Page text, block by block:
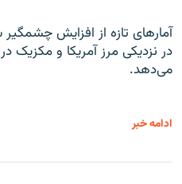
آمارهای تازه از افزایش
در نزدیکی مرز آمریکا و مکزیک
می‌دهد.
ادامه خبر